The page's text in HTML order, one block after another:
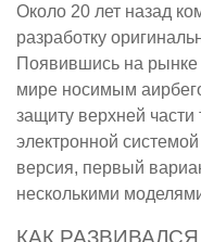
Около 20 лет назад
разработку
Появившись на рынке
мире носимым
защиту верхней
электронной
версия, первый
несколькими
КАК РАЗВИВАЛСЯ